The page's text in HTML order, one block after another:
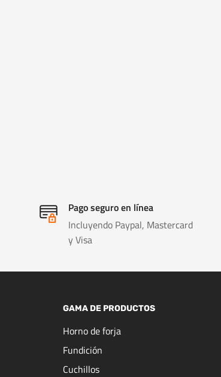
Pago seguro en línea
Incluyendo Paypal, Mastercard
y Visa
GAMA DE PRODUCTOS
Horno de forja
Fundición
Cuchillos